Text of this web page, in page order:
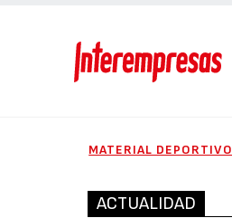
MATERIAL DEPORTIVO
ACTUALIDAD